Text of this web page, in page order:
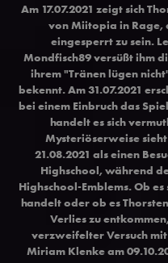
Am 17.07.2021 zeigt sich Th
von Miitopia in Rage,
eingesperrt zu sein.
Mondfisch89 versüßt ihm
ihrem "Tränen lügen
bekennt. Am 31.07.2021
bei einem Einbruch das
handelt es sich
Mysteriöserweise
21.08.2021 als einen
Highschool, während
Highschool-Emblems. Ob
handelt oder ob es
Verlies zu
verzweifelter Versuch
Miriam Klenke am